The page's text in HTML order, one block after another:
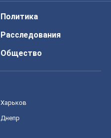
Политика
Расследования
Общество
Харьков
Днепр